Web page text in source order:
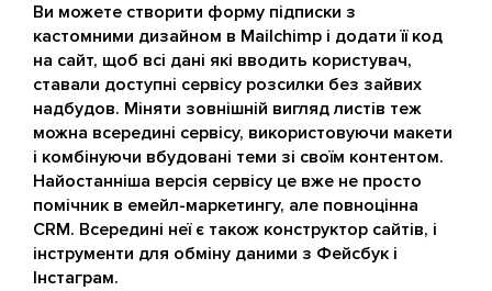
Ви можете створити форму підписки з
кастомними дизайном в Mailchimp і додати її код
на сайт, щоб всі дані які вводить користувач,
ставали доступні сервісу розсилки без зайвих
надбудов. Міняти зовнішній вигляд листів теж
можна всередині сервісу, використовуючи макети
і комбінуючи вбудовані теми зі своїм контентом.
Найостанніша версія сервісу це вже не просто
помічник в емейл-маркетингу, але повноцінна
CRM. Всередині неї є також конструктор сайтів, і
інструменти для обміну даними з Фейсбук і
Інстаграм.